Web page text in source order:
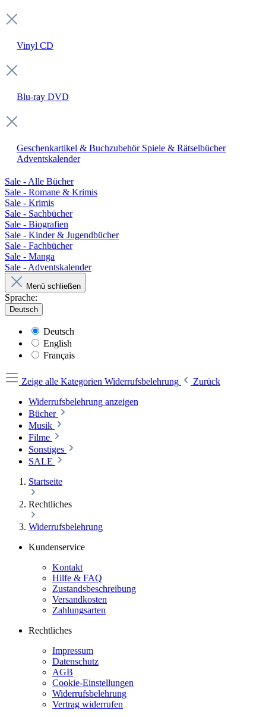
Vinyl CD
Blu-ray DVD
Geschenkartikel & Buchzubehör Spiele & Rätselbücher
Adventskalender
Sale - Alle Bücher
Sale - Romane & Krimis
Sale - Krimis
Sale - Sachbücher
Sale - Biografien
Sale - Kinder & Jugendbücher
Sale - Fachbücher
Sale - Manga
Sale - Adventskalender
Menü schließen
Sprache:
Deutsch
Deutsch
English
Français
Zeige alle Kategorien Widerrufsbelehrung
Zurück
Widerrufsbelehrung anzeigen
Bücher
Musik
Filme
Sonstiges
SALE
Startseite
Rechtliches
Widerrufsbelehrung
Kundenservice
Kontakt
Hilfe & FAQ
Zustandsbeschreibung
Versandkosten
Zahlungsarten
Rechtliches
Impressum
Datenschutz
AGB
Cookie-Einstellungen
Widerrufsbelehrung
Vertrag widerrufen